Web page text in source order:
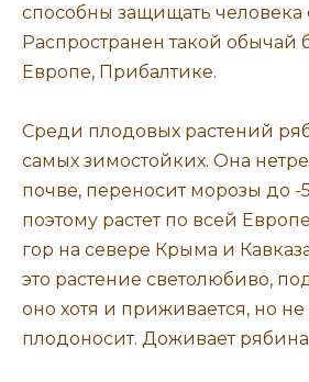
способны защищать человека
Распространен такой обычай
Европе, Прибалтике.
Среди плодовых растений
самых зимостойких. Она
почве, переносит морозы до -
поэтому растет по всей
гор на севере Крыма и
это растение светолюбиво,
оно хотя и приживается, но не
плодоносит. Доживает